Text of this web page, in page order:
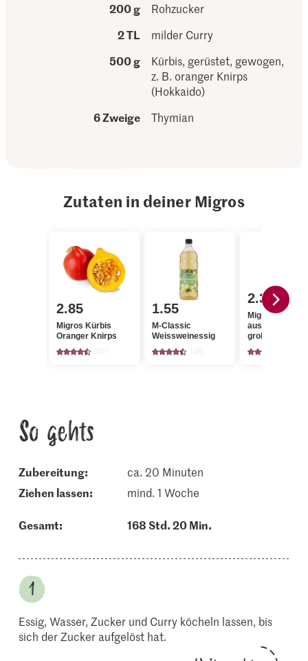
200 g
Rohzucker
2 TL
milder Curry
500 g
Kürbis, gerüstet, gewogen,
z. B. oranger Knirps
(Hokkaido)
6 Zweige
Thymian
Zutaten in deiner Migros
2.85
Migros Kürbis
Oranger Knirps
1.55
M-Classic
Weissweinessig
2.30
Migros
aus Zuckerrohr
grob
So gehts
Zubereitung:
ca. 20 Minuten
ziehen lassen:
mind. 1 Woche
Gesamt: 168 Std. 20 Min.
Essig, Wasser, Zucker und Curry köcheln lassen, bis
sich der Zucker aufgelöst hat.